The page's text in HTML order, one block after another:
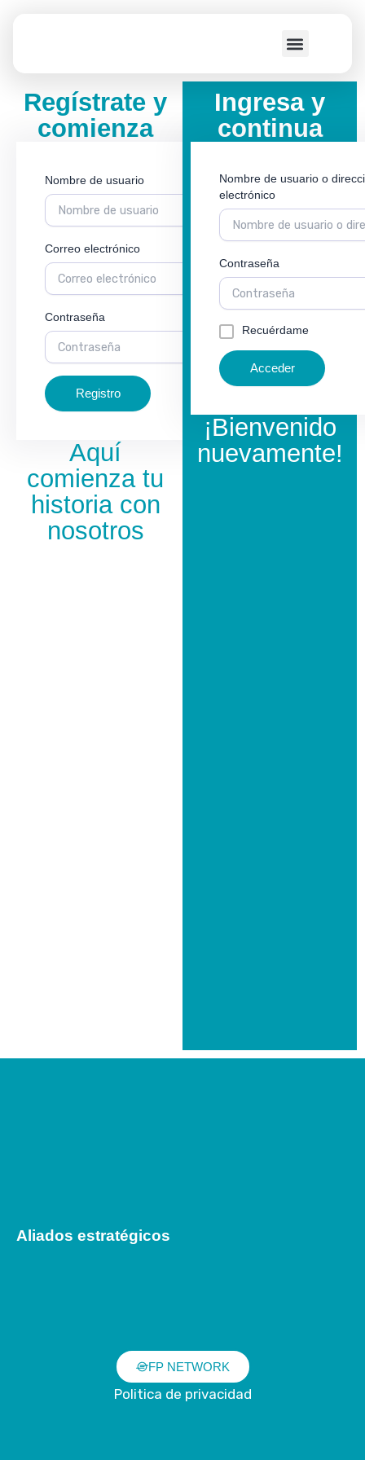
Regístrate y
comienza
Nombre de usuario
Correo electrónico
Contraseña
Registro
Aquí
comienza tu
historia con
nosotros
Ingresa y
continua
Nombre de usuario o
electrónico
Contraseña
Recuérdame
Acceder
¡Bienvenido
nuevamente!
Aliados estratégicos
FP NETWORK
Politica de privacidad